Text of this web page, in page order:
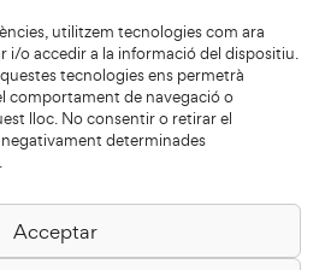
utilitzem tecnologies com ara
i/o accedir a la informació del dispositiu.
tecnologies ens permetrà
comportament de navegació o
lloc. No consentir o retirar el
determinades
Acceptar
Bayés